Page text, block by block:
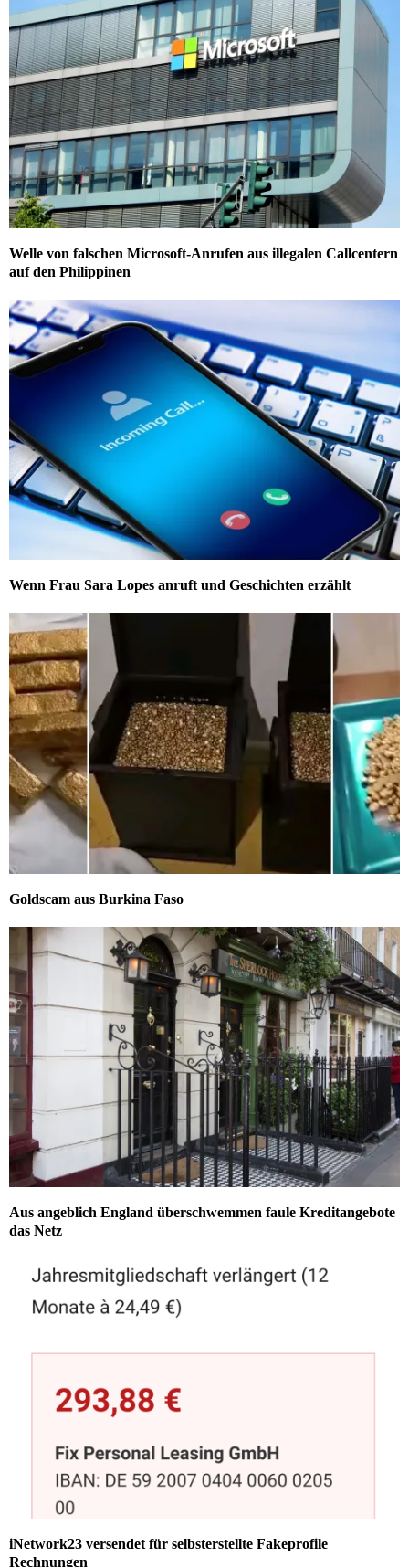
Welle von falschen Microsoft-Anrufen aus illegalen Callcentern
auf den Philippinen
Wenn Frau Sara Lopes anruft und Geschichten erzählt
Goldscam aus Burkina Faso
Aus angeblich England überschwemmen faule Kreditangebote
das Netz
iNetwork23 versendet für selbsterstellte Fakeprofile
Rechnungen